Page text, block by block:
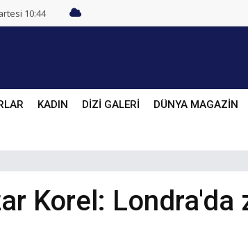
10:44
KADIN DİZİ GALERİ DÜNYA MAGAZİN
Korel: Londra'da